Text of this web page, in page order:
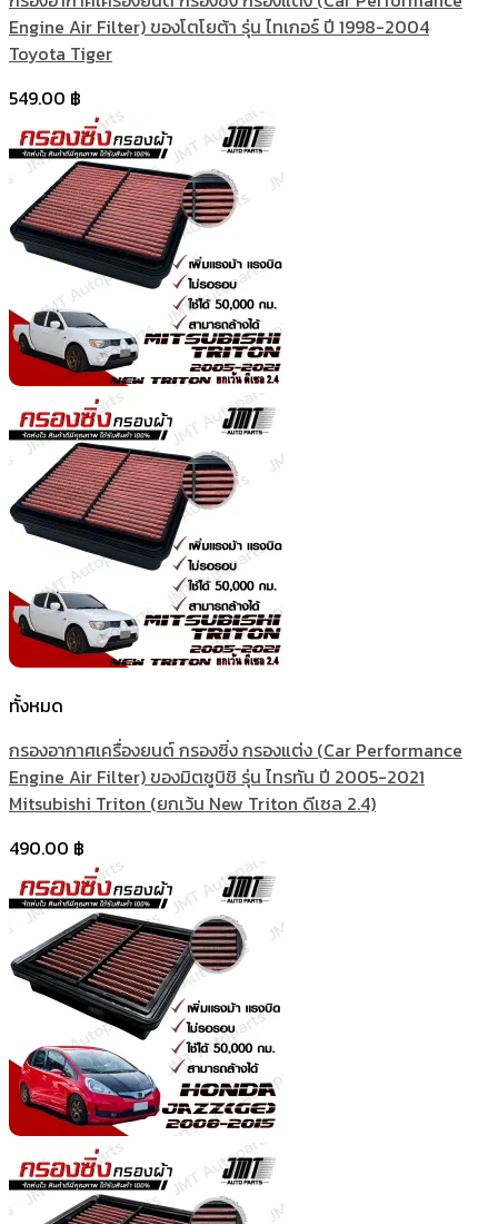
Engine Air Filter) ของโตโยต้า รุ่น ไทเกอร์ ปี 1998-2004
Toyota Tiger
549.00 ฿
ทั้งหมด
กรองอากาศเครื่องยนต์ กรองซิ่ง กรองแต่ง (Car Performance
Engine Air Filter) ของมิตซูบิชิ รุ่น ไทรทัน ปี 2005-2021
Mitsubishi Triton (ยกเว้น New Triton ดีเซล 2.4)
490.00 ฿